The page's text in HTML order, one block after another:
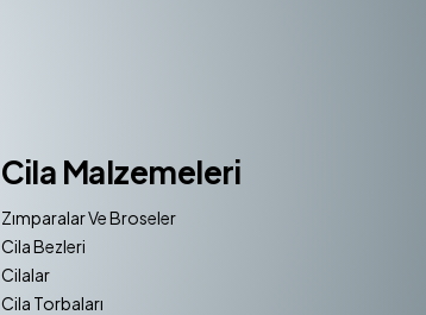
Cila Malzemeleri
Zımparalar Ve Broseler
Cila Bezleri
Cilalar
Cila Torbaları